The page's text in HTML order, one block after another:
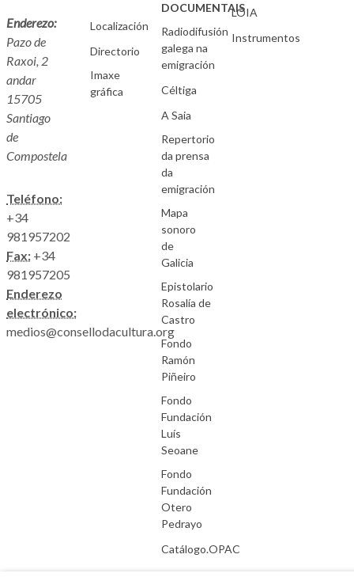
Enderezo:
Pazo de
Raxoi, 2
andar
15705
Santiago
de
Compostela
Teléfono:
+34
981957202
Fax: +34
981957205
Enderezo
electrónico:
medios@consellodacultura.org
Localización
Directorio
Imaxe
gráfica
DOCUMENTAIS
Radiodifusión
galega na
emigración
Céltiga
A Saia
Repertorio
da prensa
da
emigración
Mapa
sonoro
de
Galicia
Epistolario
Rosalía de
Castro
Fondo
Ramón
Piñeiro
Fondo
Fundación
Luís
Seoane
Fondo
Fundación
Otero
Pedrayo
Catálogo.OPAC
LOIA
Instrumentos